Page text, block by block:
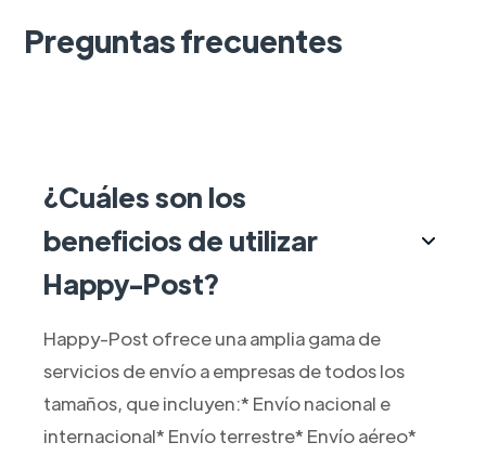
Preguntas frecuentes
¿Cuáles son los
beneficios de utilizar
Happy-Post?
Happy-Post ofrece una amplia gama de
servicios de envío a empresas de todos los
tamaños, que incluyen:* Envío nacional e
internacional* Envío terrestre* Envío aéreo*